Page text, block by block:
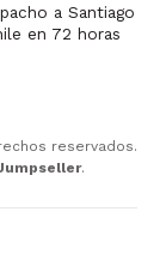
a Santiago
en 72 horas
reservados.
.